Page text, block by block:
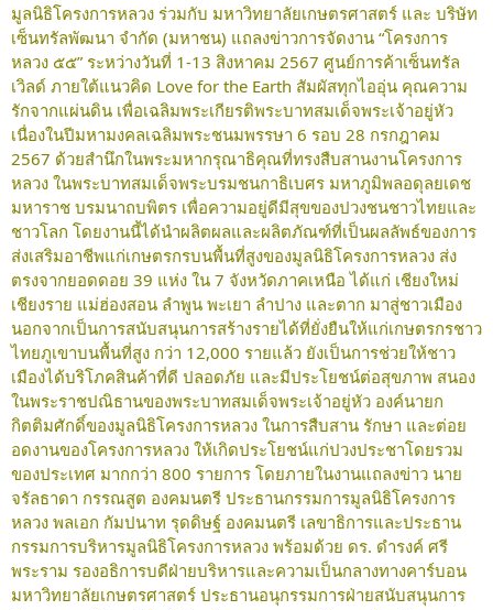
มูลนิธิโครงการหลวง ร่วมกับ มหาวิทยาลัยเกษตรศาสตร์ และ บริษัท
เซ็นทรัลพัฒนา จำกัด (มหาชน) แถลงข่าวการจัดงาน “โครงการ
หลวง ๕๕” ระหว่างวันที่ 1-13 สิงหาคม 2567 ศูนย์การค้าเซ็นทรัล
เวิลด์ ภายใต้แนวคิด Love for the Earth สัมผัสทุกไออุ่น คุณความ
รักจากแผ่นดิน เพื่อเฉลิมพระเกียรติพระบาทสมเด็จพระเจ้าอยู่หัว
เนื่องในปีมหามงคลเฉลิมพระชนมพรรษา 6 รอบ 28 กรกฎาคม
2567 ด้วยสำนึกในพระมหากรุณาธิคุณที่ทรงสืบสานงานโครงการ
หลวง ในพระบาทสมเด็จพระบรมชนกาธิเบศร มหาภูมิพลอดุลยเดช
มหาราช บรมนาถบพิตร เพื่อความอยู่ดีมีสุขของปวงชนชาวไทยและ
ชาวโลก โดยงานนี้ได้นำผลิตผลและผลิตภัณฑ์ที่เป็นผลลัพธ์ของการ
ส่งเสริมอาชีพแก่เกษตรกรบนพื้นที่สูงของมูลนิธิโครงการหลวง ส่ง
ตรงจากยอดดอย 39 แห่ง ใน 7 จังหวัดภาคเหนือ ได้แก่ เชียงใหม่
เชียงราย แม่ฮ่องสอน ลำพูน พะเยา ลำปาง และตาก มาสู่ชาวเมือง
นอกจากเป็นการสนับสนุนการสร้างรายได้ที่ยั่งยืนให้แก่เกษตรกรชาว
ไทยภูเขาบนพื้นที่สูง กว่า 12,000 รายแล้ว ยังเป็นการช่วยให้ชาว
เมืองได้บริโภคสินค้าที่ดี ปลอดภัย และมีประโยชน์ต่อสุขภาพ สนอง
ในพระราชปณิธานของพระบาทสมเด็จพระเจ้าอยู่หัว องค์นายก
กิตติมศักดิ์ของมูลนิธิโครงการหลวง ในการสืบสาน รักษา และต่อย
อดงานของโครงการหลวง ให้เกิดประโยชน์แก่ปวงประชาโดยรวม
ของประเทศ มากกว่า 800 รายการ โดยภายในงานแถลงข่าว นาย
จรัลธาดา กรรณสูต องคมนตรี ประธานกรรมการมูลนิธิโครงการ
หลวง พลเอก กัมปนาท รุดดิษฐ์ องคมนตรี เลขาธิการและประธาน
กรรมการบริหารมูลนิธิโครงการหลวง พร้อมด้วย ดร. ดำรงค์ ศรี
พระราม รองอธิการบดีฝ่ายบริหารและความเป็นกลางทางคาร์บอน
มหาวิทยาลัยเกษตรศาสตร์ ประธานอนุกรรมการฝ่ายสนับสนุนการ